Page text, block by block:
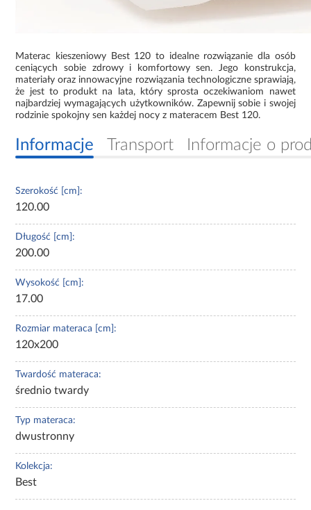
Materac kieszeniowy Best 120 to idealne rozwiązanie dla osób
ceniących sobie zdrowy i komfortowy sen. Jego konstrukcja,
materiały oraz innowacyjne rozwiązania technologiczne sprawiają,
że jest to produkt na lata, który sprosta oczekiwaniom nawet
najbardziej wymagających użytkowników. Zapewnij sobie i swojej
rodzinie spokojny sen każdej nocy z materacem Best 120.
Informacje Transport Informacje o
Szerokość [cm]:
120.00
Długość [cm]:
200.00
Wysokość [cm]:
17.00
Rozmiar materaca [cm]:
120x200
Twardość materaca:
średnio twardy
Typ materaca:
dwustronny
Kolekcja:
Best